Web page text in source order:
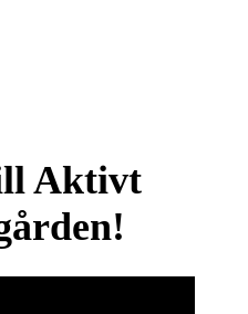
Aktivt
!